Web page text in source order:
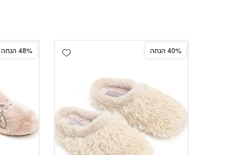
Add wishlist 40% הנחה 48% הנחה